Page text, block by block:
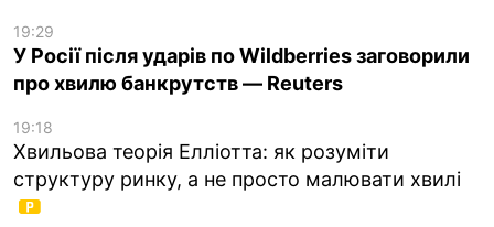
19:29
У Росії після ударів по Wildberries заговорили
про хвилю банкрутств — Reuters
19:18
Хвильова теорія Елліотта: як розуміти
структуру ринку, а не просто малювати хвилі